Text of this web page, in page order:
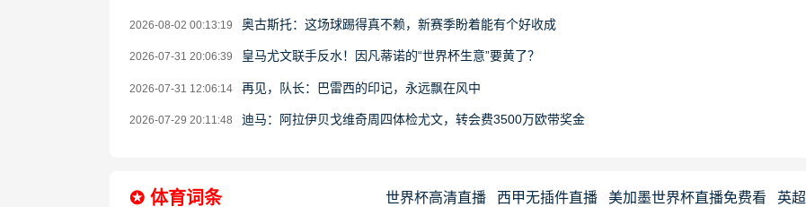
2026-08-02 00:13:19 奥古斯托：这场球踢得真不赖，新赛季盼着能有个好收成
2026-07-31 20:06:39 皇马尤文联手反水！因凡蒂诺的“世界杯生意”要黄了？
2026-07-31 12:06:14 再见，队长：巴雷西的印记，永远飘在风中
2026-07-29 20:11:48 迪马：阿拉伊贝戈维奇周四体检尤文，转会费3500万欧带奖金
✪ 体育词条 世界杯高清直播 西甲无插件直播 美加墨世界杯直播免费看 英